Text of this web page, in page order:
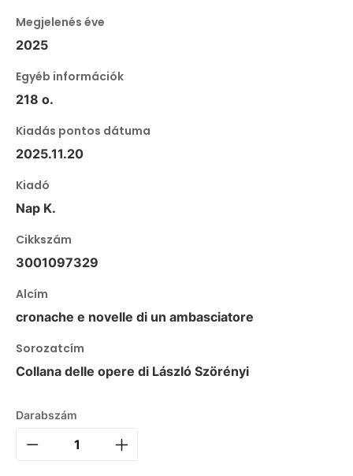
Megjelenés éve
2025
Egyéb információk
218 o.
Kiadás pontos dátuma
2025.11.20
Kiadó
Nap K.
Cikkszám
3001097329
Alcím
cronache e novelle di un ambasciatore
Sorozatcím
Collana delle opere di László Szörényi
Darabszám